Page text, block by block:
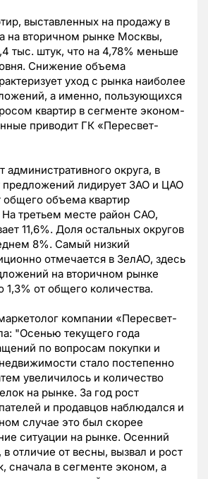
выставленных на продажу в
на вторичном рынке Москвы,
тыс. штук, что на 4,78% меньше
Снижение объема
уход с рынка наиболее
а именно, пользующихся
квартир в сегменте эконом-
приводит ГК «Пересвет-
административного округа, в
предложений лидирует ЗАО и ЦАО
общего объема квартир
На третьем месте район САО,
11,6%. Доля остальных округов
8%. Самый низкий
отмечается в ЗелАО, здесь
на вторичном рынке
1,3% от общего количества.
компании «Пересвет-
"Осенью текущего года
по вопросам покупки и
стало постепенно
увеличилось и количество
на рынке. За год рост
и продавцов наблюдался и
случае это был скорее
ситуации на рынке. Осенний
в отличие от весны, вызвал и рост
сначала в сегменте эконом, а